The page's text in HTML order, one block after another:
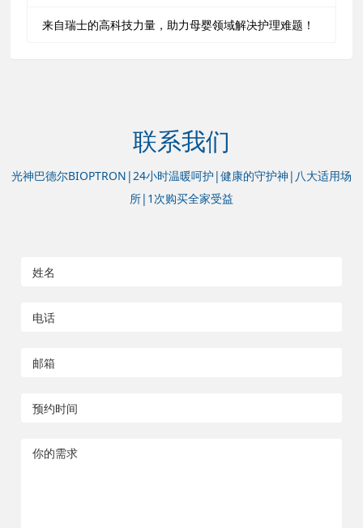
来自瑞士的高科技力量，助力母婴领域解决护理难题！
联系我们
光神巴德尔BIOPTRON|24小时温暖呵护|健康的守护神|八大适用场
所|1次购买全家受益